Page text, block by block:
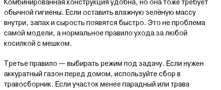
Комбинированная конструкция удобна, но она тоже требует
обычной гигиены. Если оставить влажную зелёную массу
внутри, запах и сырость появятся быстро. Это не проблема
самой модели, а нормальное правило ухода за любой
косилкой с мешком.
Третье правило — выбирать режим под задачу. Если нужен
аккуратный газон перед домом, используйте сбор в
травосборник. Если участок менее парадный или трава